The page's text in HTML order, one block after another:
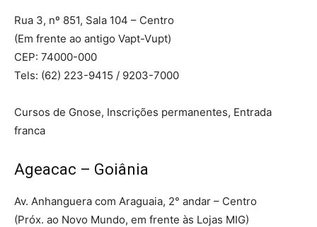
Rua 3, nº 851, Sala 104 – Centro
(Em frente ao antigo Vapt-Vupt)
CEP: 74000-000
Tels: (62) 223-9415 / 9203-7000
Cursos de Gnose, Inscrições permanentes, Entrada
franca
Ageacac – Goiânia
Av. Anhanguera com Araguaia, 2° andar – Centro
(Próx. ao Novo Mundo, em frente às Lojas MIG)